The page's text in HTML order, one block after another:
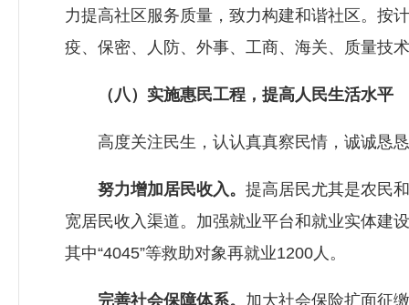
力提高社区服务质量，致力构建和谐社区。按
疫、保密、人防、外事、工商、海关、质量技
（八）实施惠民工程，提高人民生活水平
高度关注民生，认认真真察民情，诚诚恳恳
努力增加居民收入。 提高居民尤其是农民
宽居民收入渠道。加强就业平台和就业实体建
其中“4045”等救助对象再就业1200人。
完善社会保障体系。 加大社会保险扩面征